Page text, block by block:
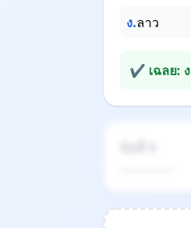
ง.ลาว
✔ เฉลย: ง